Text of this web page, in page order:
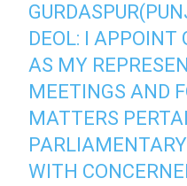
DEOL: I APPOINT
AS MY
MEETINGS AND
MATTERS
WITH